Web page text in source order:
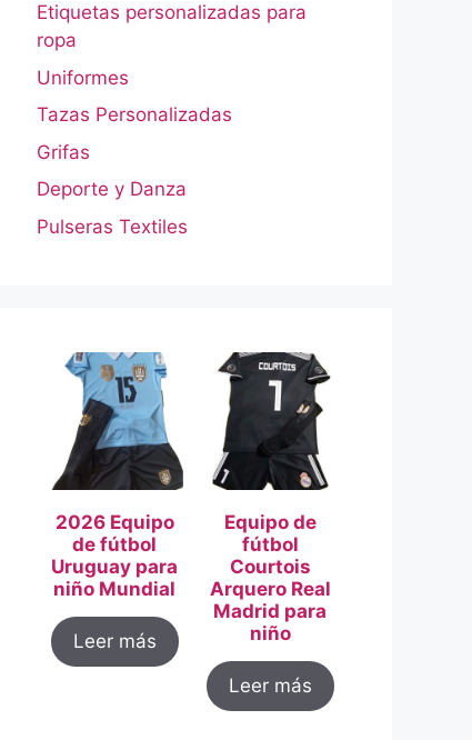
Etiquetas personalizadas para
ropa
Uniformes
Tazas Personalizadas
Grifas
Deporte y Danza
Pulseras Textiles
2026 Equipo
de fútbol
Uruguay para
niño Mundial
Leer más
Equipo de
fútbol
Courtois
Arquero Real
Madrid para
niño
Leer más